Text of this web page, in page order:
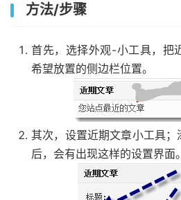
方法/步骤
首先，选择外观-小工具，把
希望放置的侧边栏位置。
其次，设置近期文章小工具
后，会有出现这样的设置界面。